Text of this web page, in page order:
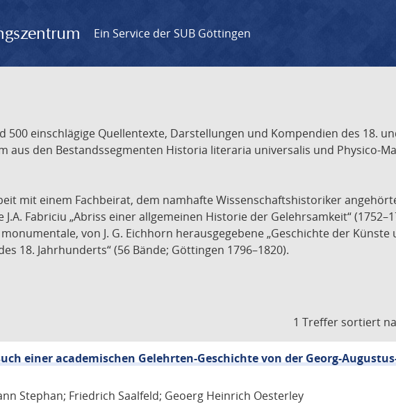
Ein Service der SUB Göttingen
500 einschlägige Quellentexte, Darstellungen und Kompendien des 18.
aus den Bestandssegmenten Historia literaria universalis und Physico-
mit einem Fachbeirat, dem namhafte Wissenschaftshistoriker
Fabriciu „Abriss einer allgemeinen Historie der Gelehrsamkeit“
von J. G. Eichhorn herausgegebene „Geschichte der
18. Jahrhunderts“ (56 Bände; Göttingen 1796–1820).
1 Treffer sortiert
einer academischen Gelehrten-Geschichte von der Georg-
Stephan; Friedrich Saalfeld; Geoerg Heinrich Oesterley